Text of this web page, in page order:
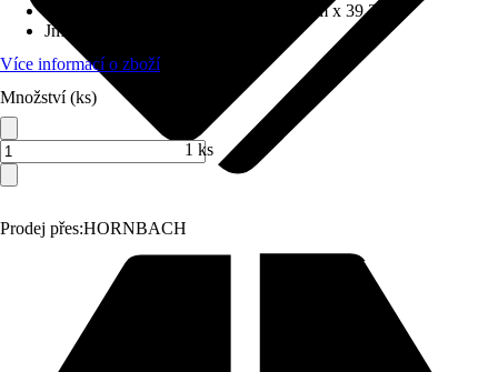
Prodej přes:HORNBACH
52.3 cm x 105.9 cm x 39.3 cm
Jmenovitý tepelný výkon
Více informací o zboží
Množství (ks)
1 ks